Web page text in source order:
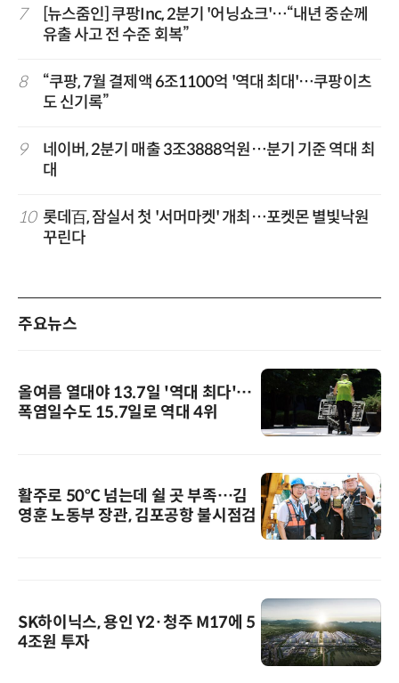
7
[뉴스줌인] 쿠팡Inc, 2분기 '어닝쇼크'…“내년 중순께
유출 사고 전 수준 회복”
8
“쿠팡, 7월 결제액 6조1100억 '역대 최대'…쿠팡이츠
도 신기록”
9
네이버, 2분기 매출 3조3888억원…분기 기준 역대 최
대
10 롯데百, 잠실서 첫 '서머마켓' 개최…포켓몬 별빛낙원
꾸린다
주요뉴스
올여름 열대야 13.7일 '역대 최다'…
폭염일수도 15.7일로 역대 4위
활주로 50℃ 넘는데 쉴 곳 부족…김
영훈 노동부 장관, 김포공항 불시점검
SK하이닉스, 용인 Y2·청주 M17에 5
4조원 투자